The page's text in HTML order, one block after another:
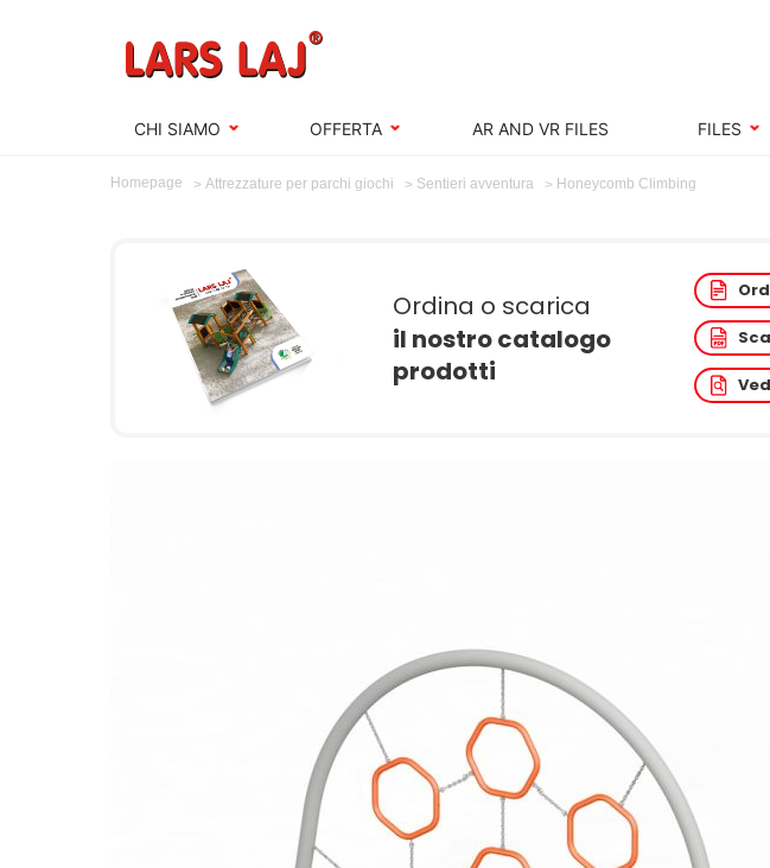
CHI SIAMO OFFERTA AR AND VR FILES FILES
Homepage Attrezzature per parchi giochi Sentieri avventura Honeycomb Climbing
Ordina o scarica
il nostro catalogo
prodotti